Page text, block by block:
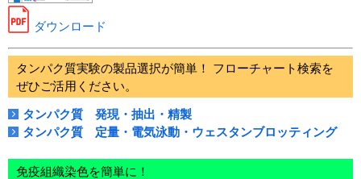
ダウンロード
タンパク質実験の製品選択が簡単！ フローチャート検索を
ぜひご活用ください。
タンパク質 発現・抽出・精製
タンパク質 定量・電気泳動・ウェスタンブロッティング
免疫組織染色を簡単に！